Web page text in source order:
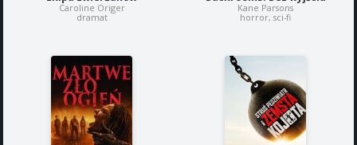
Caroline Origer
dramat
Kane Parsons
horror, sci-fi